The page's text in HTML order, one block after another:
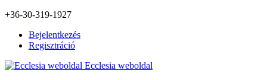
+36-30-319-1927
Bejelentkezés
Regisztráció
Ecclesia weboldal